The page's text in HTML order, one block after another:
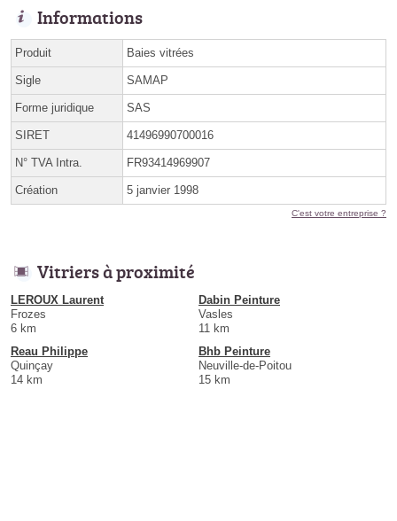
Informations
Produit Baies vitrées
Sigle SAMAP
Forme juridique SAS
SIRET 41496990700016
N° TVA Intra. FR93414969907
Création 5 janvier 1998
C'est votre entreprise ?
Vitriers à proximité
LEROUX Laurent
Frozes
6 km
Dabin Peinture
Vasles
11 km
Reau Philippe
Quinçay
14 km
Bhb Peinture
Neuville-de-Poitou
15 km